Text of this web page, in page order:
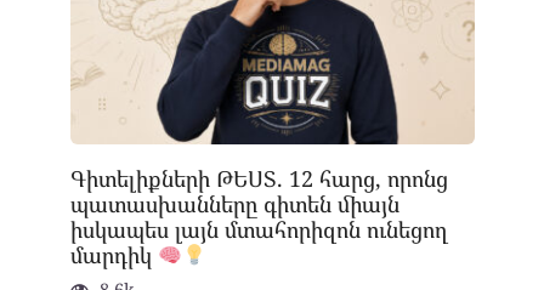
Գիտելիքների ԹԵՍՏ. 12 հարց, որոնց
պատասխանները գիտեն միայն
իսկապես լայն մտահորիզոն ունեցող
մարդիկ